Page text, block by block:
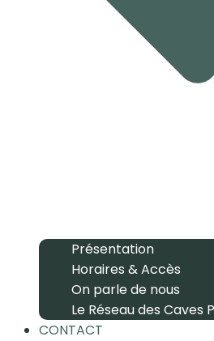
Présentation
Horaires & Accès
On parle de nous
Le Réseau des Caves
CONTACT